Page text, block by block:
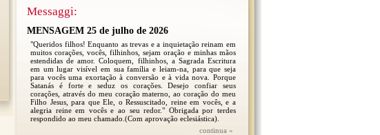
Messaggi:
MENSAGEM 25 de julho de 2026
"Queridos filhos! Enquanto as trevas e a inquietação reinam em
muitos corações, vocês, filhinhos, sejam oração e minhas mãos
estendidas de amor. Coloquem, filhinhos, a Sagrada Escritura
em um lugar visível em sua família e leiam-na, para que seja
para vocês uma exortação à conversão e à vida nova. Porque
Satanás é forte e seduz os corações. Desejo confiar seus
corações, através do meu coração materno, ao coração do meu
Filho Jesus, para que Ele, o Ressuscitado, reine em vocês, e a
alegria reine em vocês e ao seu redor." Obrigada por terdes
respondido ao meu chamado.(Com aprovação eclesiástica).
continua »